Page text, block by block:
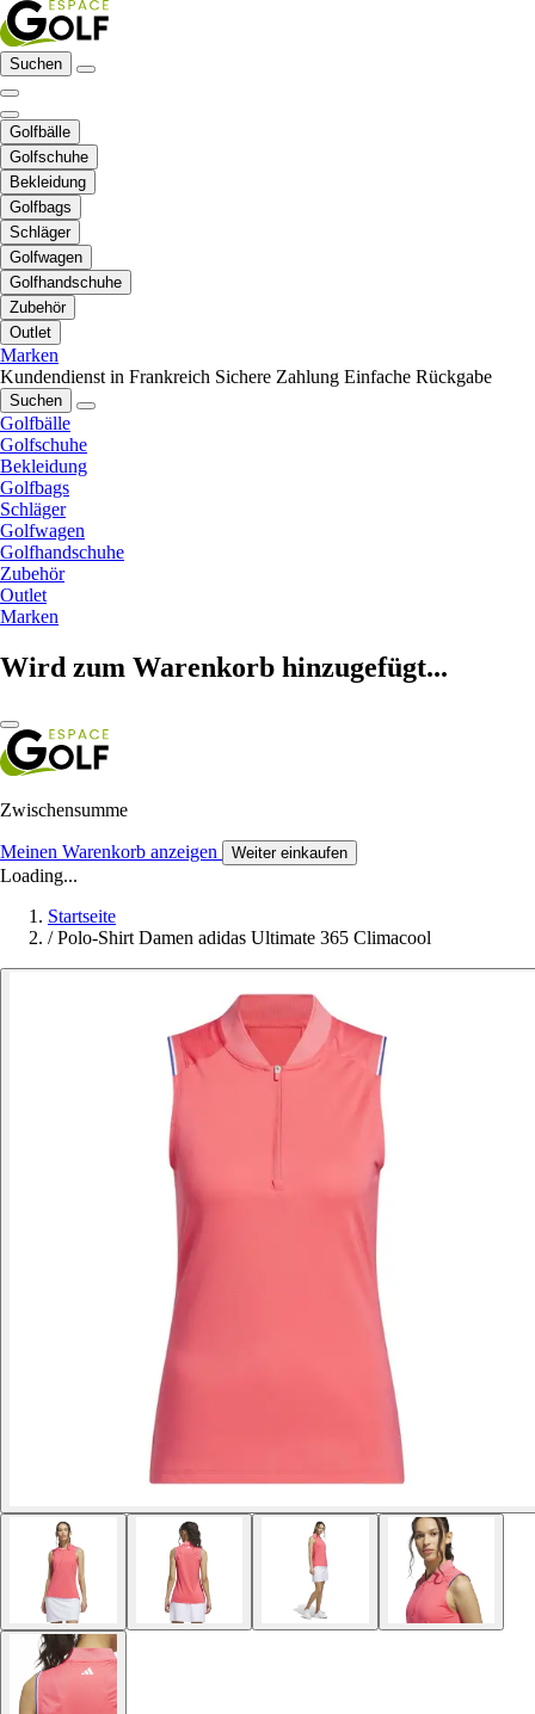
Suchen
Golfbälle
Golfschuhe
Bekleidung
Golfbags
Schläger
Golfwagen
Golfhandschuhe
Zubehör
Outlet
Marken
Kundendienst in Frankreich Sichere Zahlung Einfache Rückgabe
Suchen
Golfbälle
Golfschuhe
Bekleidung
Golfbags
Schläger
Golfwagen
Golfhandschuhe
Zubehör
Outlet
Marken
Wird zum Warenkorb hinzugefügt...
Zwischensumme
Meinen Warenkorb anzeigen Weiter einkaufen
Loading...
Startseite
/ Polo-Shirt Damen adidas Ultimate 365 Climacool